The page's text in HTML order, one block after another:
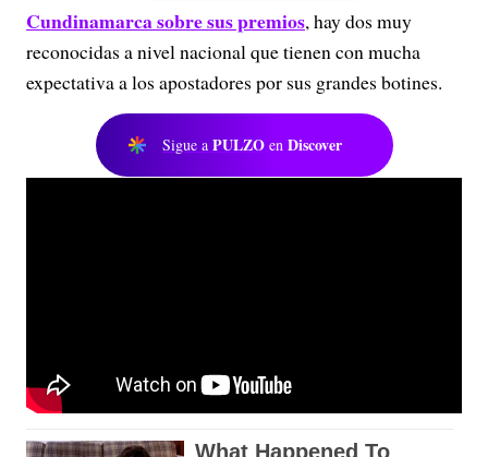
Cundinamarca sobre sus premios, hay dos muy
reconocidas a nivel nacional que tienen con mucha
expectativa a los apostadores por sus grandes botines.
Sigue a PULZO en Discover